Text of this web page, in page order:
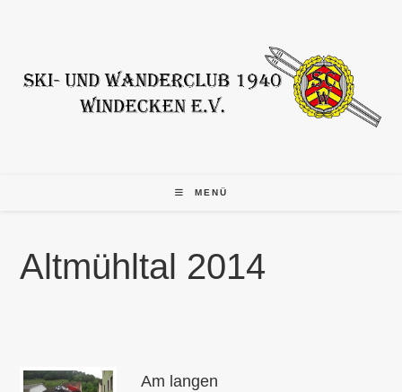
MENÜ
Altmühltal 2014
Am langen